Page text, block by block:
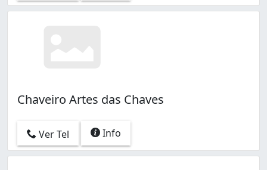
Chaveiro Artes das Chaves
Ver Tel Info